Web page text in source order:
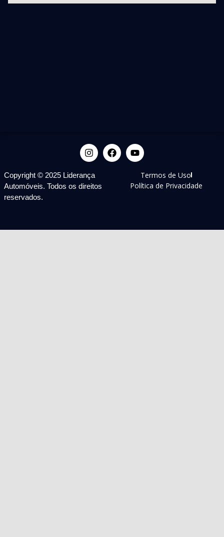
Copyright © 2025 Liderança
Automóveis. Todos os direitos
reservados.
Termos de Uso
Política de Privacidade